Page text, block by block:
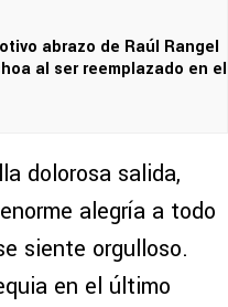
abrazo de Raúl Rangel
al ser reemplazado en el
dolorosa salida,
alegría a todo
siente orgulloso.
en el último